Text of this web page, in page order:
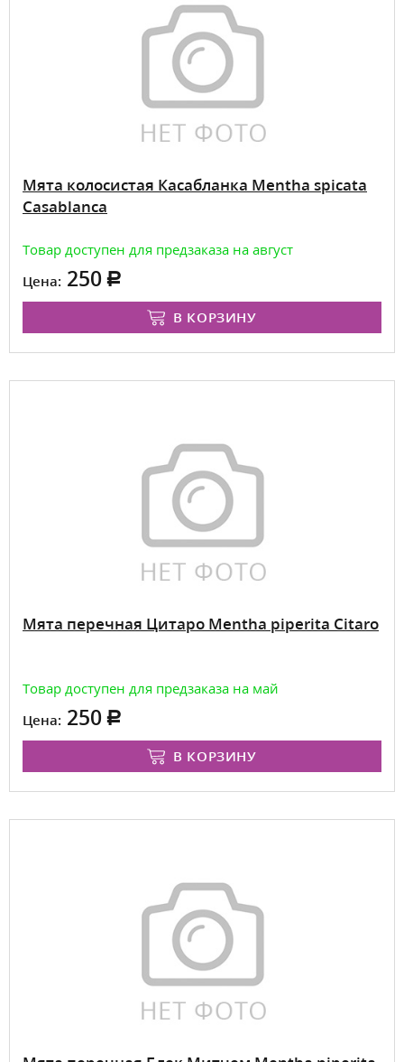
Мята колосистая Касабланка Mentha spicata
Casablanca
Товар доступен для предзаказа на август
Цена: 250
В КОРЗИНУ
Мята перечная Цитаро Mentha piperita Citaro
Товар доступен для предзаказа на май
Цена: 250
В КОРЗИНУ